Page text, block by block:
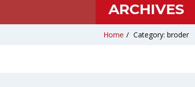
ARCHIVES
Home / Category: broder